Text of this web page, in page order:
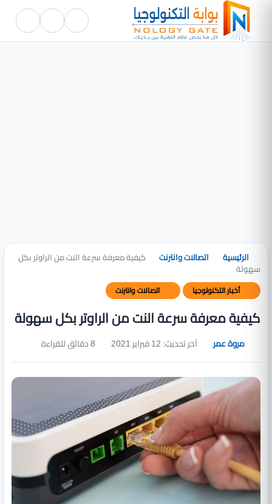
الرئيسية اتصالات وانترنت كيفية معرفة سرعة النت من الراوتر بكل
سهولة
أخبار التكنولوجيا اتصالات وانترنت
كيفية معرفة سرعة النت من الراوتر بكل سهولة
مروة عمر آخر تحديث: 12 فبراير 2021